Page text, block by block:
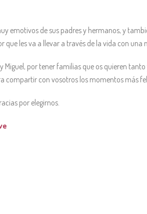
emotivos de sus padres y hermanos, y
que les va a llevar a través de la vida con
Miguel, por tener familias que os quieren
compartir con vosotros los momentos más
por elegirnos.